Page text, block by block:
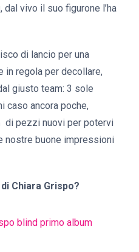
vivo il suo figurone l’ha
di lancio per una
in regola per decollare,
giusto team: 3 sole
caso ancora poche,
di pezzi nuovi per potervi
nostre buone impressioni
Chiara Grispo?